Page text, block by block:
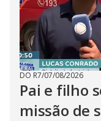
DO R7/07/08/2026
Pai e filho
missão de